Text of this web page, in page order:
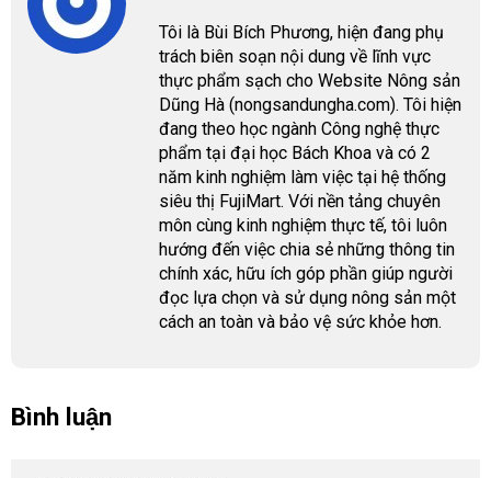
Tôi là Bùi Bích Phương, hiện đang phụ
trách biên soạn nội dung về lĩnh vực
thực phẩm sạch cho Website Nông sản
Dũng Hà (nongsandungha.com). Tôi hiện
đang theo học ngành Công nghệ thực
phẩm tại đại học Bách Khoa và có 2
năm kinh nghiệm làm việc tại hệ thống
siêu thị FujiMart. Với nền tảng chuyên
môn cùng kinh nghiệm thực tế, tôi luôn
hướng đến việc chia sẻ những thông tin
chính xác, hữu ích góp phần giúp người
đọc lựa chọn và sử dụng nông sản một
cách an toàn và bảo vệ sức khỏe hơn.
Bình luận